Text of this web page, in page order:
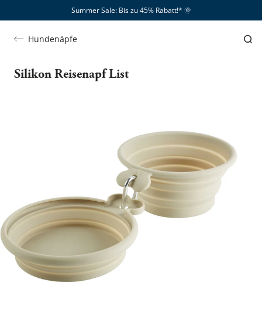
Summer Sale: Bis zu 45% Rabatt!*​ 🌞
Hundenäpfe
Silikon Reisenapf List